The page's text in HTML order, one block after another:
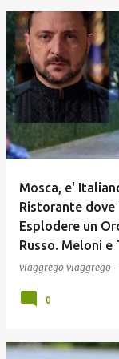
Mosca, e'
Ristorante
Esplodere un
Russo. Meloni e
viaggrego viaggrego -
0